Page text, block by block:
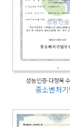
성능인증-다항목
중소벤처